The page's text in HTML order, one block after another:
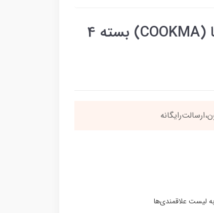
بوش توپی موتور هوندا کوکما (COOKMA) بسته 4
بخری